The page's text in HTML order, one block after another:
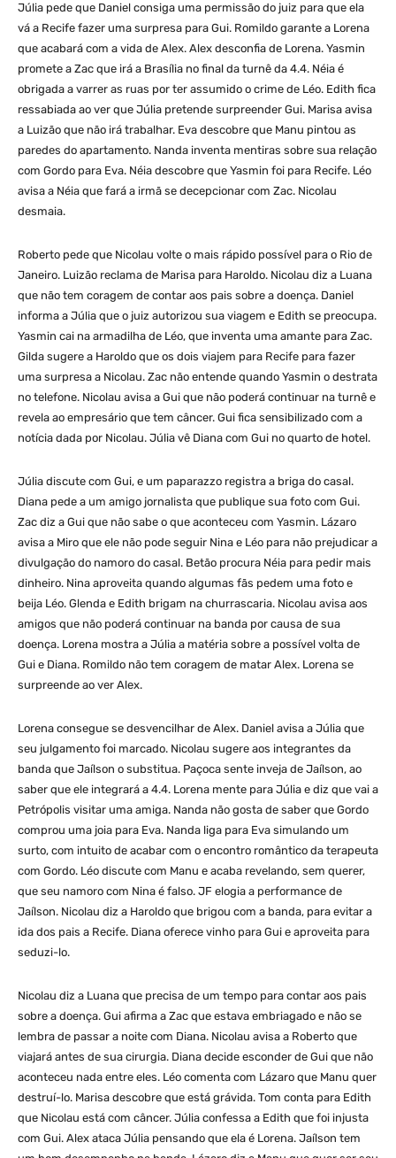
Júlia pede que Daniel consiga uma permissão do juiz para que ela
vá a Recife fazer uma surpresa para Gui. Romildo garante a Lorena
que acabará com a vida de Alex. Alex desconfia de Lorena. Yasmin
promete a Zac que irá a Brasília no final da turnê da 4.4. Néia é
obrigada a varrer as ruas por ter assumido o crime de Léo. Edith fica
ressabiada ao ver que Júlia pretende surpreender Gui. Marisa avisa
a Luizão que não irá trabalhar. Eva descobre que Manu pintou as
paredes do apartamento. Nanda inventa mentiras sobre sua relação
com Gordo para Eva. Néia descobre que Yasmin foi para Recife. Léo
avisa a Néia que fará a irmã se decepcionar com Zac. Nicolau
desmaia.
Roberto pede que Nicolau volte o mais rápido possível para o Rio de
Janeiro. Luizão reclama de Marisa para Haroldo. Nicolau diz a Luana
que não tem coragem de contar aos pais sobre a doença. Daniel
informa a Júlia que o juiz autorizou sua viagem e Edith se preocupa.
Yasmin cai na armadilha de Léo, que inventa uma amante para Zac.
Gilda sugere a Haroldo que os dois viajem para Recife para fazer
uma surpresa a Nicolau. Zac não entende quando Yasmin o destrata
no telefone. Nicolau avisa a Gui que não poderá continuar na turnê e
revela ao empresário que tem câncer. Gui fica sensibilizado com a
notícia dada por Nicolau. Júlia vê Diana com Gui no quarto de hotel.
Júlia discute com Gui, e um paparazzo registra a briga do casal.
Diana pede a um amigo jornalista que publique sua foto com Gui.
Zac diz a Gui que não sabe o que aconteceu com Yasmin. Lázaro
avisa a Miro que ele não pode seguir Nina e Léo para não prejudicar a
divulgação do namoro do casal. Betão procura Néia para pedir mais
dinheiro. Nina aproveita quando algumas fãs pedem uma foto e
beija Léo. Glenda e Edith brigam na churrascaria. Nicolau avisa aos
amigos que não poderá continuar na banda por causa de sua
doença. Lorena mostra a Júlia a matéria sobre a possível volta de
Gui e Diana. Romildo não tem coragem de matar Alex. Lorena se
surpreende ao ver Alex.
Lorena consegue se desvencilhar de Alex. Daniel avisa a Júlia que
seu julgamento foi marcado. Nicolau sugere aos integrantes da
banda que Jaílson o substitua. Paçoca sente inveja de Jaílson, ao
saber que ele integrará a 4.4. Lorena mente para Júlia e diz que vai a
Petrópolis visitar uma amiga. Nanda não gosta de saber que Gordo
comprou uma joia para Eva. Nanda liga para Eva simulando um
surto, com intuito de acabar com o encontro romântico da terapeuta
com Gordo. Léo discute com Manu e acaba revelando, sem querer,
que seu namoro com Nina é falso. JF elogia a performance de
Jaílson. Nicolau diz a Haroldo que brigou com a banda, para evitar a
ida dos pais a Recife. Diana oferece vinho para Gui e aproveita para
seduzi-lo.
Nicolau diz a Luana que precisa de um tempo para contar aos pais
sobre a doença. Gui afirma a Zac que estava embriagado e não se
lembra de passar a noite com Diana. Nicolau avisa a Roberto que
viajará antes de sua cirurgia. Diana decide esconder de Gui que não
aconteceu nada entre eles. Léo comenta com Lázaro que Manu quer
destruí-lo. Marisa descobre que está grávida. Tom conta para Edith
que Nicolau está com câncer. Júlia confessa a Edith que foi injusta
com Gui. Alex ataca Júlia pensando que ela é Lorena. Jaílson tem